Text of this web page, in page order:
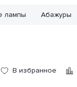
лампы Абажуры
В избранное